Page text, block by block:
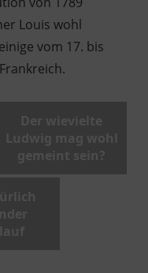
Louis wohl
vom 17. bis